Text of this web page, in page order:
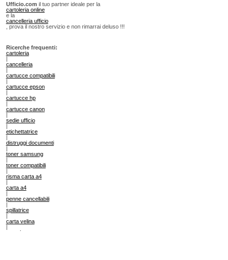
Ufficio.com il tuo partner ideale per la
cartoleria online
e la
cancelleria ufficio
, prova il nostro servizio e non rimarrai deluso !!!
Ricerche frequenti:
cartoleria
|
cancelleria
|
cartucce compatibili
|
cartucce epson
|
cartucce hp
|
cartucce canon
|
sedie ufficio
|
etichettatrice
|
distruggi documenti
|
toner samsung
|
toner compatibili
|
risma carta a4
|
carta a4
|
penne cancellabili
|
spillatrice
|
carta velina
|
scotch